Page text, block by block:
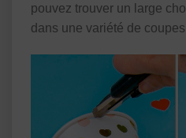
pouvez trouver un large
dans une variété de